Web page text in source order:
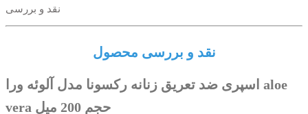
نقد و بررسی
نقد و بررسی محصول
اسپری ضد تعریق زنانه رکسونا مدل آلوئه ورا aloe
vera حجم 200 میل